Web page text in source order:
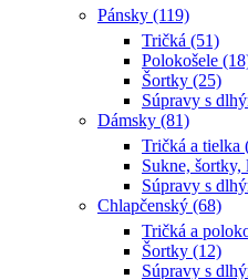
Pánsky (119)
Tričká (51)
Polokošele
Šortky (25)
Súpravy s
Dámsky (81)
Tričká a tielka
Sukne, šortky,
Súpravy s
Chlapčenský (68)
Tričká a
Šortky (12)
Súpravy s